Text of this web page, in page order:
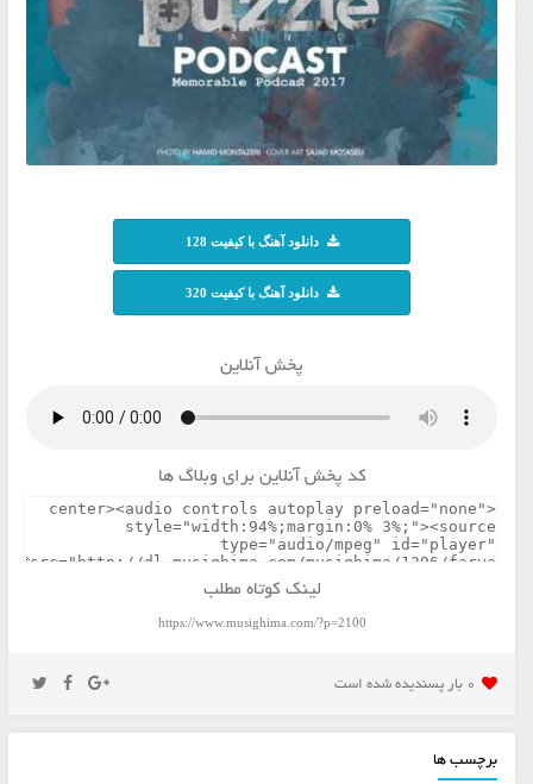
دانلود آهنگ با کیفیت 128
دانلود آهنگ با کیفیت 320
پخش آنلاین
کد پخش آنلاین برای وبلاگ ها
لینک کوتاه مطلب
https://www.musighima.com/?p=2100
0 بار پسنديده شده است
برچسب ها